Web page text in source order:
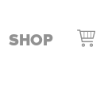
SHOP